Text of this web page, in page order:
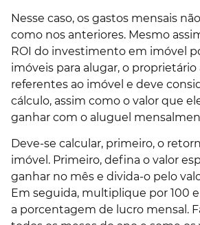
Nesse caso, os gastos mensais
como nos anteriores. Mesmo
ROI do investimento em imóvel
imóveis para alugar, o proprietário
referentes ao imóvel e deve
cálculo, assim como o valor que
ganhar com o aluguel
Deve-se calcular, primeiro, o
imóvel. Primeiro, defina o valor
ganhar no mês e divida-o pelo
Em seguida, multiplique por 100
a porcentagem de lucro mensal.